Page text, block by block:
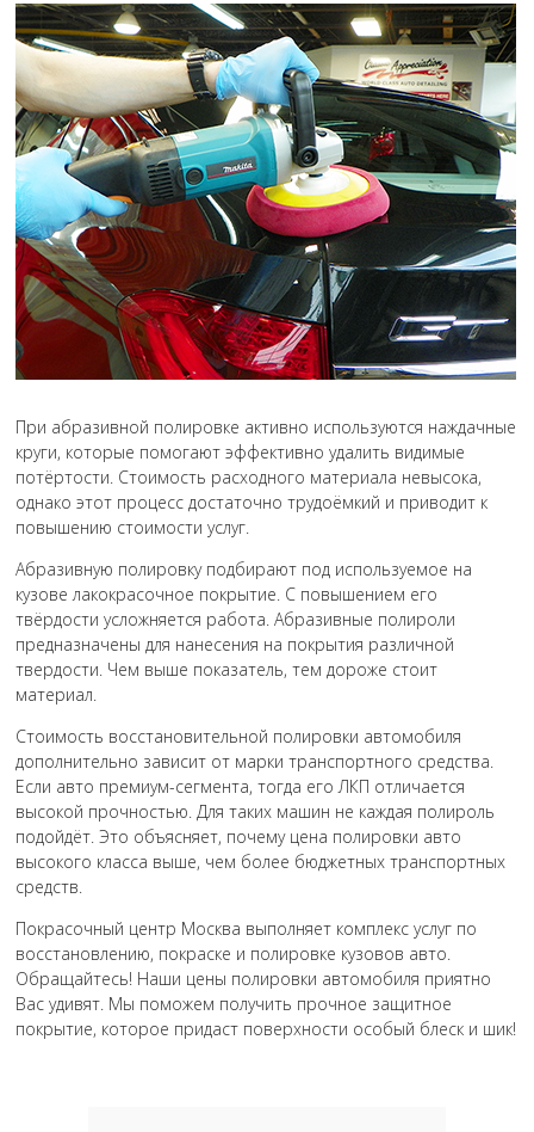
При абразивной полировке активно используются наждачные
круги, которые помогают эффективно удалить видимые
потёртости. Стоимость расходного материала невысока,
однако этот процесс достаточно трудоёмкий и приводит к
повышению стоимости услуг.
Абразивную полировку подбирают под используемое на
кузове лакокрасочное покрытие. С повышением его
твёрдости усложняется работа. Абразивные полироли
предназначены для нанесения на покрытия различной
твердости. Чем выше показатель, тем дороже стоит
материал.
Стоимость восстановительной полировки автомобиля
дополнительно зависит от марки транспортного средства.
Если авто премиум-сегмента, тогда его ЛКП отличается
высокой прочностью. Для таких машин не каждая полироль
подойдёт. Это объясняет, почему цена полировки авто
высокого класса выше, чем более бюджетных транспортных
средств.
Покрасочный центр Москва выполняет комплекс услуг по
восстановлению, покраске и полировке кузовов авто.
Обращайтесь! Наши цены полировки автомобиля приятно
Вас удивят. Мы поможем получить прочное защитное
покрытие, которое придаст поверхности особый блеск и шик!